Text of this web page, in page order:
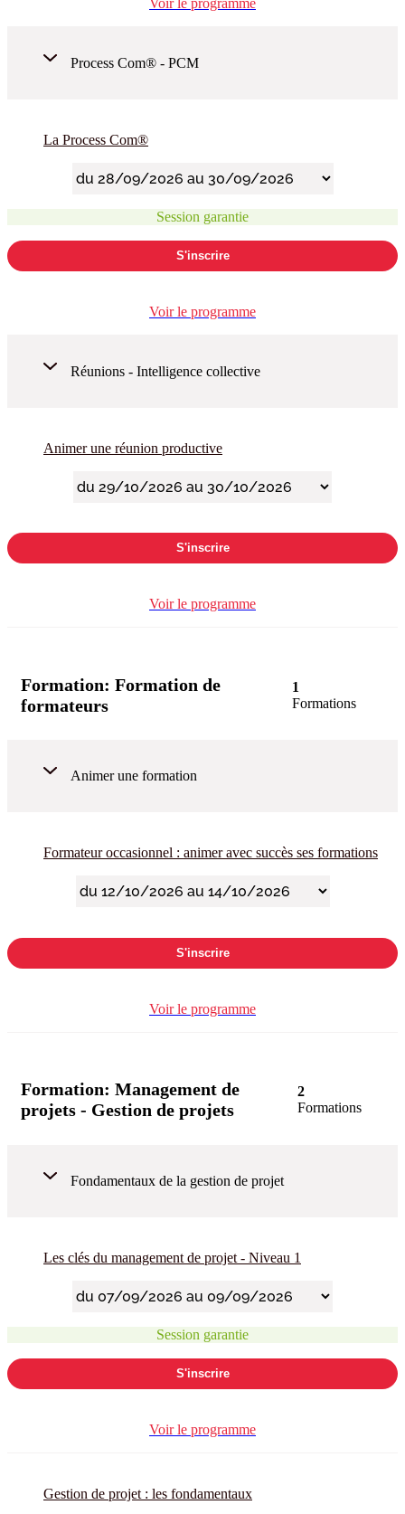
Voir le programme
Process Com® - PCM
La Process Com®
Session garantie
S'inscrire
Voir le programme
Réunions - Intelligence collective
Animer une réunion productive
S'inscrire
Voir le programme
Formation: Formation de
formateurs
1
Formations
Animer une formation
Formateur occasionnel : animer avec succès ses formations
S'inscrire
Voir le programme
Formation: Management de
projets - Gestion de projets
2
Formations
Fondamentaux de la gestion de projet
Les clés du management de projet - Niveau 1
Session garantie
S'inscrire
Voir le programme
Gestion de projet : les fondamentaux